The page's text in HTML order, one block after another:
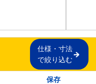
仕様・寸法
で絞り込む
保存